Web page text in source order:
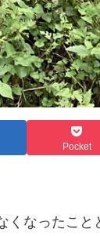
Pocket
くなったこ